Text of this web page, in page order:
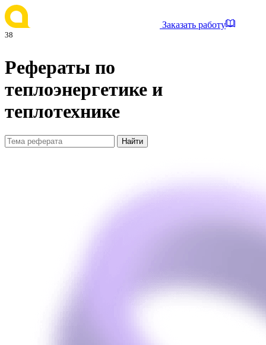
Заказать работу
38
Рефераты по
теплоэнергетике и
теплотехнике
Найти